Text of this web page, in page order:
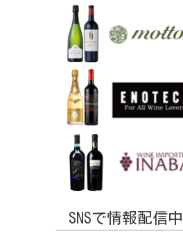
SNSで情報配信中